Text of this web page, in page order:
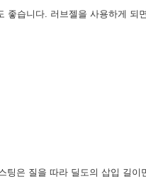
습니다. 러브젤을 사용하게 되
은 질을 따라 딜도의 삽입 길이